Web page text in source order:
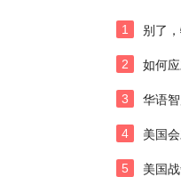
1 别了
2
如何
3
华语
4 美国
5 美国